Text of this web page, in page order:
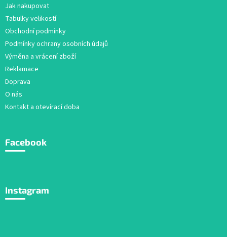
Jak nakupovat
Tabulky velikostí
Obchodní podmínky
Podmínky ochrany osobních údajů
Výměna a vrácení zboží
Reklamace
Doprava
O nás
Kontakt a otevírací doba
Facebook
Instagram